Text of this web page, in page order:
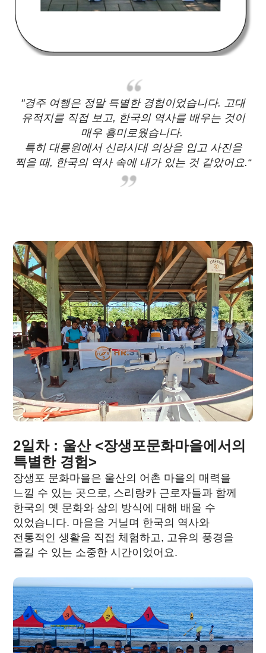
"경주 여행은 정말 특별한 경험이었습니다. 고대
유적지를 직접 보고, 한국의 역사를 배우는 것이
매우 흥미로웠습니다.
특히 대릉원에서 신라시대 의상을 입고 사진을
찍을 때, 한국의 역사 속에 내가 있는 것 같았어요.“
2일차 : 울산 <장생포문화마을에서의
특별한 경험>
장생포 문화마을은 울산의 어촌 마을의 매력을
느낄 수 있는 곳으로, 스리랑카 근로자들과 함께
한국의 옛 문화와 삶의 방식에 대해 배울 수
있었습니다. 마을을 거닐며 한국의 역사와
전통적인 생활을 직접 체험하고, 고유의 풍경을
즐길 수 있는 소중한 시간이었어요.